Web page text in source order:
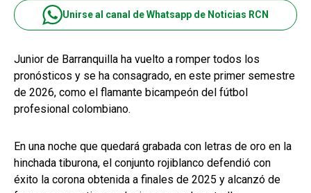
Unirse al canal de Whatsapp de Noticias RCN
Junior de Barranquilla ha vuelto a romper todos los
pronósticos y se ha consagrado, en este primer semestre
de 2026, como el flamante bicampeón del fútbol
profesional colombiano.
En una noche que quedará grabada con letras de oro en la
hinchada tiburona, el conjunto rojiblanco defendió con
éxito la corona obtenida a finales de 2025 y alcanzó de